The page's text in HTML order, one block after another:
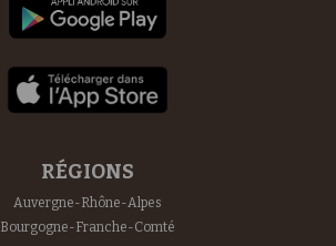
RÉGIONS
Auvergne-Rhône-Alpes
Bourgogne-Franche-Comté